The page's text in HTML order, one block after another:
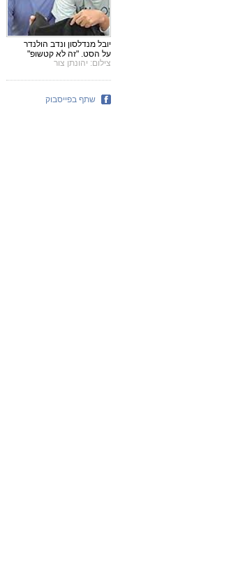
יובל מנדלסון ונדב הולנדר
על הסט. "זה לא קטשופ"
צילום: יהונתן צור
שתף בפייסבוק